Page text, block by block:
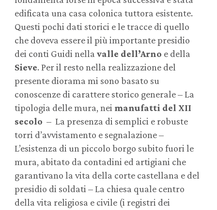
edificata una casa colonica tuttora esistente.
Questi pochi dati storici e le tracce di quello
che doveva essere il più importante presidio
dei conti Guidi nella valle dell’Arno e della
Sieve. Per il resto nella realizzazione del
presente diorama mi sono basato su
conoscenze di carattere storico generale – La
tipologia delle mura, nei manufatti del XII
secolo – La presenza di semplici e robuste
torri d’avvistamento e segnalazione –
L’esistenza di un piccolo borgo subito fuori le
mura, abitato da contadini ed artigiani che
garantivano la vita della corte castellana e del
presidio di soldati – La chiesa quale centro
della vita religiosa e civile (i registri dei